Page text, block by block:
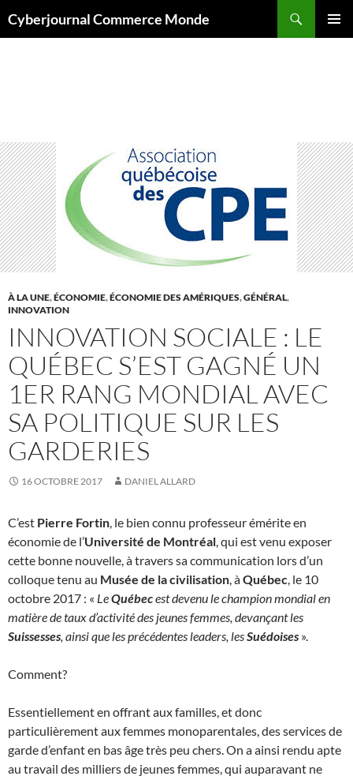
auCyberjournal Commerce Monde
À LA UNE,ÉCONOMIE,ÉCONOMIE DES AMÉRIQUES,GÉNÉRAL,
INNOVATION
INNOVATION SOCIALE : LE
QUÉBEC S’EST GAGNÉ UN
1ER RANG MONDIAL AVEC
SA POLITIQUE SUR LES
GARDERIES
16 OCTOBRE 2017 DANIEL ALLARD
C’est Pierre Fortin, le bien connu professeur émérite en
économie de l’Université de Montréal, qui est venu exposer
cette bonne nouvelle, à travers sa communication lors d’un
colloque tenu au Musée de la civilisation, àQuébec, le 10
octobre 2017 : « LeQuébecest devenu le champion mondial en
matière de taux d’activité des jeunes femmes, devançant les
Suissesses, ainsi que les précédentes leaders, lesSuédoises ».
Comment?
Essentiellement en offrant aux familles, et donc
particulièrement aux femmes monoparentales, des services de
garde d’enfant en bas âge très peu chers. On a ainsi rendu apte
au travail des milliers de jeunes femmes, qui auparavant ne